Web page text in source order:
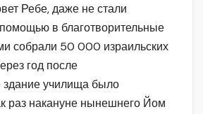
Ребе, даже не стали
в благотворительные
собрали 50 000 израильских
год после
здание училища было
раз накануне нынешнего Йом